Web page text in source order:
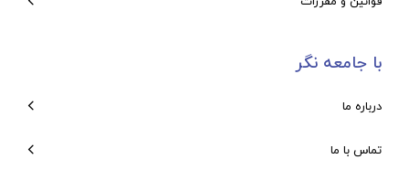
با جامعه نگر
درباره ما
تماس با ما